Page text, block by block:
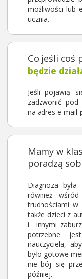
możliwości lub
ucznia.
Co jeśli coś
będzie
Jeśli pojawią
zadzwonić pod
na adres e-mail
Mamy w
poradzą
Diagnoza
również
trudnościami w
także dzieci z
i innymi
potrzebne
nauczyciela,
było gotowe
nie bój się
później.